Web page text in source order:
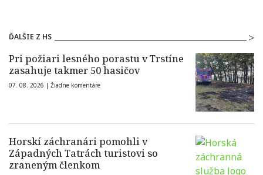
ĎALŠIE Z HS
Pri požiari lesného porastu v Trstíne
zasahuje takmer 50 hasičov
07. 08. 2026 | Žiadne komentáre
Horskí záchranári pomohli v
Západných Tatrách turistovi so
zraneným členkom